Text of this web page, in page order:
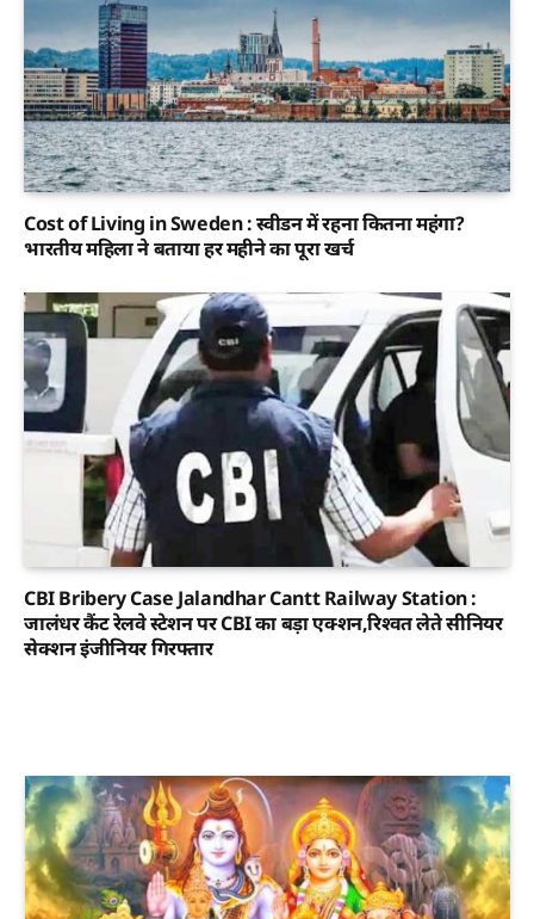
Cost of Living in Sweden : स्वीडन में रहना कितना महंगा?
भारतीय महिला ने बताया हर महीने का पूरा खर्च
CBI Bribery Case Jalandhar Cantt Railway Station :
जालंधर कैंट रेलवे स्टेशन पर CBI का बड़ा एक्शन,रिश्वत लेते सीनियर
सेक्शन इंजीनियर गिरफ्तार